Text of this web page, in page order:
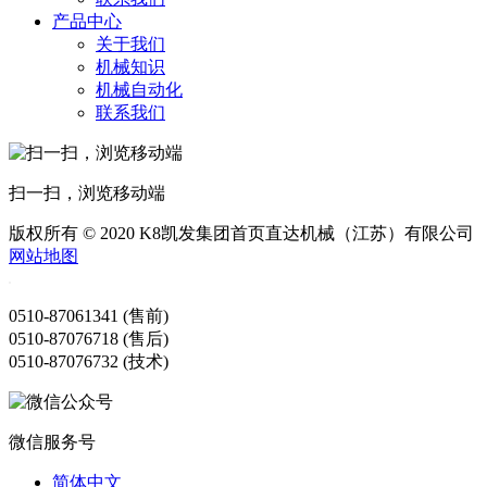
产品中心
关于我们
机械知识
机械自动化
联系我们
扫一扫，浏览移动端
版权所有 © 2020 K8凯发集团首页直达机械（江苏）有限公司
网站地图
0510-87061341 (售前)
0510-87076718 (售后)
0510-87076732 (技术)
微信服务号
简体中文